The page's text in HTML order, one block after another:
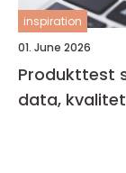
inspiration
01. June 2026
Produkttest
data,